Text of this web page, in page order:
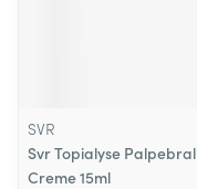
SVR
Svr Topialyse Palpebral
Creme 15ml